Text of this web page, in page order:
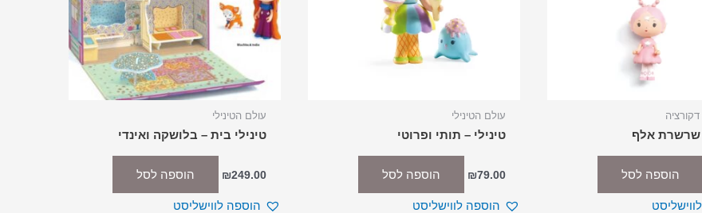
שרשרת אלף
הוספה לסל
עולם הטינילי
טינילי – תותי ופרוטי
₪79.00 הוספה לסל
הוספה לווישליסט
עולם הטינילי
טינילי בית – בלושקה ואינדי
₪249.00 הוספה לסל
הוספה לווישליסט